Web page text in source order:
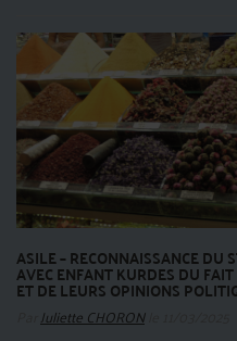
ASILE – RECONNAISSANCE DU
AVEC ENFANT KURDES DU
ET DE LEURS OPINIONS
Juliette CHORONle 11/03/2025